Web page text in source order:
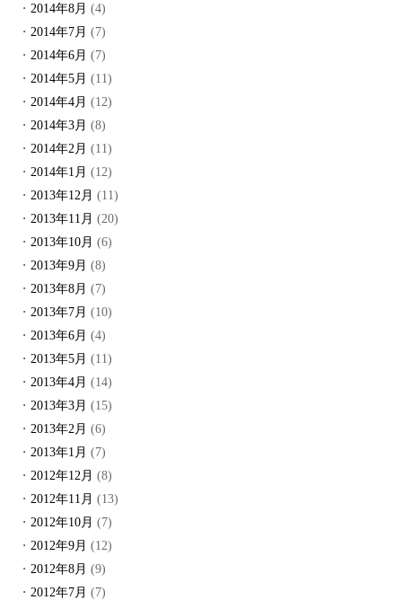
2014年8月 (4)
2014年7月 (7)
2014年6月 (7)
2014年5月 (11)
2014年4月 (12)
2014年3月 (8)
2014年2月 (11)
2014年1月 (12)
2013年12月 (11)
2013年11月 (20)
2013年10月 (6)
2013年9月 (8)
2013年8月 (7)
2013年7月 (10)
2013年6月 (4)
2013年5月 (11)
2013年4月 (14)
2013年3月 (15)
2013年2月 (6)
2013年1月 (7)
2012年12月 (8)
2012年11月 (13)
2012年10月 (7)
2012年9月 (12)
2012年8月 (9)
2012年7月 (7)